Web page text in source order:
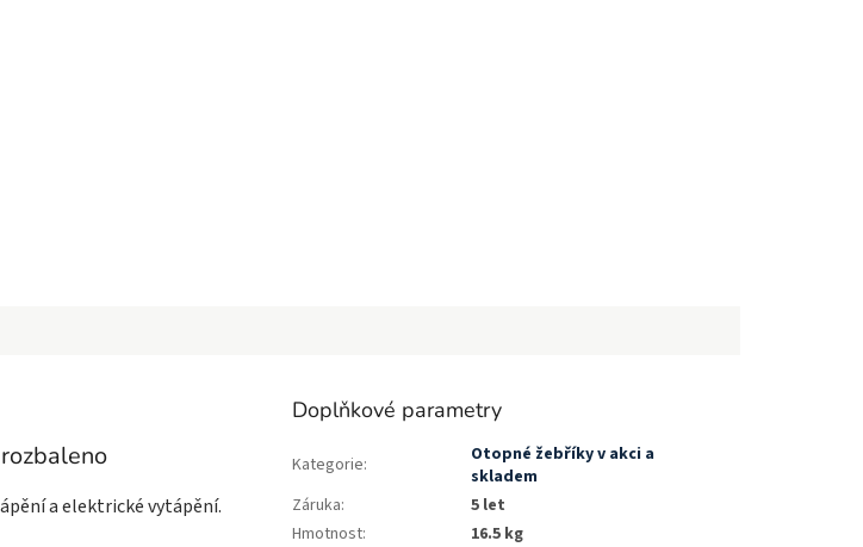
a elektrické vytápění.
Doplňkové parametry
Kategorie:
Otopné žebříky v akci a
skladem
Záruka:
5 let
Hmotnost:
16.5 kg